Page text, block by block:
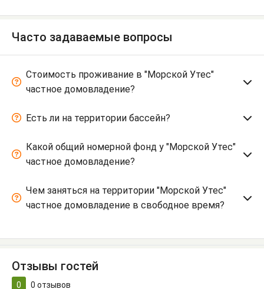
Часто задаваемые вопросы
Стоимость проживание в "Морской Утес"
частное домовладение?
Есть ли на территории бассейн?
Какой общий номерной фонд у "Морской Утес"
частное домовладение?
Чем заняться на территории "Морской Утес"
частное домовладение в свободное время?
Отзывы гостей
0 0 отзывов